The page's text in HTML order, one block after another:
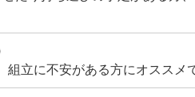
立に不安がある方にオススメ